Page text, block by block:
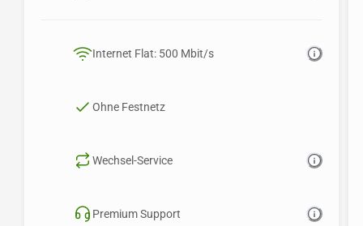
Internet Flat: 500 Mbit/s
Ohne Festnetz
Wechsel-Service
Premium Support